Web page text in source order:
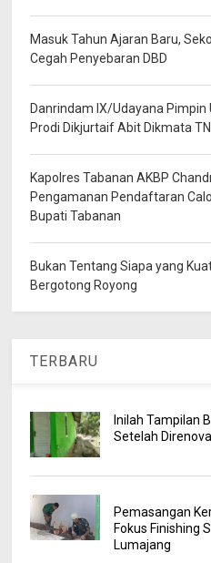
Masuk Tahun Ajaran Baru,
Cegah Penyebaran DBD
Danrindam IX/Udayana Pimpin
Prodi Dikjurtaif Abit Dikmata
Kapolres Tabanan AKBP
Pengamanan Pendaftaran
Bupati Tabanan
Bukan Tentang Siapa yang
Bergotong Royong
TERBARU
Inilah Tampilan
Setelah
Pemasangan
Fokus Finishing
Lumajang